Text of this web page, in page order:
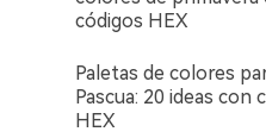
códigos HEX
Paletas de colores
Pascua: 20 ideas con
HEX